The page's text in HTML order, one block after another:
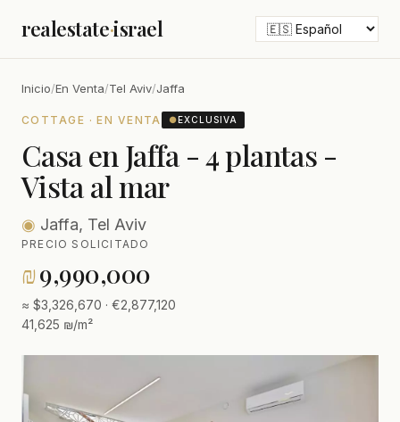
realestate·israel
Inicio/En Venta/Tel Aviv/Jaffa
COTTAGE · EN VENTA ●EXCLUSIVA
Casa en Jaffa - 4 plantas -
Vista al mar
◉ Jaffa, Tel Aviv
PRECIO SOLICITADO
₪9,990,000
≈ $3,326,670 · €2,877,120
41,625 ₪/m²